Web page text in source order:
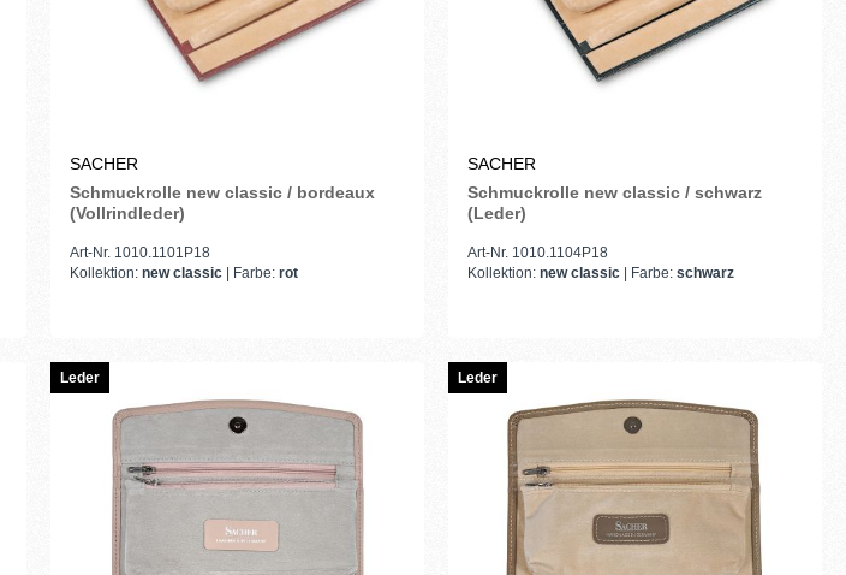
SACHER
Schmuckrolle new classic / bordeaux
(Vollrindleder)
Art-Nr. 1010.1101P18
Kollektion: new classic | Farbe: rot
SACHER
Schmuckrolle new classic / schwarz
(Leder)
Art-Nr. 1010.1104P18
Kollektion: new classic | Farbe: schwarz
Leder Leder